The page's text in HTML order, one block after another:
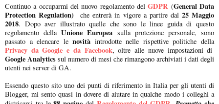
Continuo a occuparmi del nuovo regolamento del GDPR (General Data
Protection Regulation) che entrerà in vigore a partire dal25 Maggio
2018. Dopo aver illustrato quelle che sono le linee guida di questo
regolamento dellaUnione Europea sulla protezione personale, sono
passato a elencare lenovità introdotte nelle rispettive politiche della
Privacy da Google e da Facebook, oltre alle nuove impostazioni di
Google Analytics sul numero di mesi che rimangono archiviati i dati degli
utenti nei server di GA.
Essendo questo sito uno dei punti di riferimento in Italia per gli utenti di
Blogger, mi sento quasi in dovere di aiutare in qualche modo i colleghi a